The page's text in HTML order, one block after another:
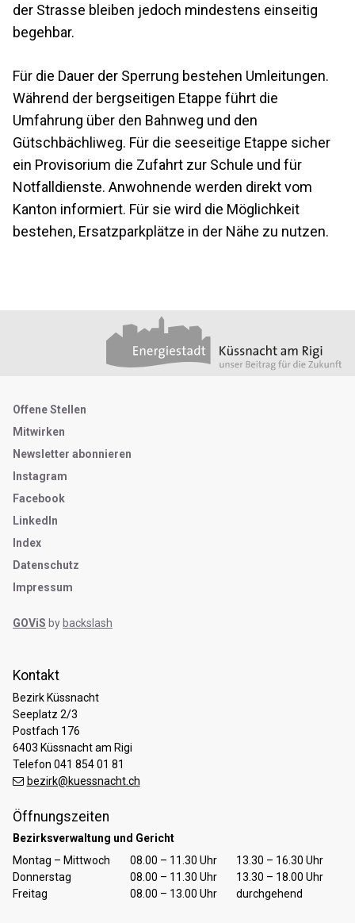
der Strasse bleiben jedoch mindestens einseitig
begehbar.
Für die Dauer der Sperrung bestehen Umleitungen.
Während der bergseitigen Etappe führt die
Umfahrung über den Bahnweg und den
Gütschbächliweg. Für die seeseitige Etappe sicher
ein Provisorium die Zufahrt zur Schule und für
Notfalldienste. Anwohnende werden direkt vom
Kanton informiert. Für sie wird die Möglichkeit
bestehen, Ersatzparkplätze in der Nähe zu nutzen.
Kontakt
Bezirk Küssnacht
Seeplatz 2/3
Postfach 176
6403 Küssnacht am Rigi
Telefon 041 854 01 81
bezirk@kuessnacht.ch
Öffnungszeiten
Bezirksverwaltung und Gericht
TagÖffnungszeiten Vormittag Öffnungszeiten Nachmittag
Montag – Mittwoch 08.00 – 11.30 Uhr
13.30 – 16.30 Uhr
Donnerstag
08.00 – 11.30 Uhr
13.30 – 18.00 Uhr
Freitag
08.00 – 13.00 Uhr durchgehend
Metanavigation
Offene Stellen
Mitwirken
Newsletter abonnieren
Instagram
Facebook
LinkedIn
Index
Datenschutz
Impressum
GOViS by backslash